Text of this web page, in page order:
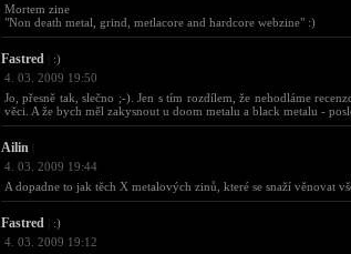
Mortem zine
"Non death metal, grind, metlacore and hardcore webzine" :)
Fastred
:)
4. 03. 2009 19:50
Jo, přesně tak, slečno ;-). Jen s tím rozdílem, že nehodláme
věci. A že bych měl zakysnout u doom metalu a black metalu -
Ailin
4. 03. 2009 19:44
A dopadne to jak těch X metalových zinů, které se snaží věnovat
Fastred
:)
4. 03. 2009 19:12